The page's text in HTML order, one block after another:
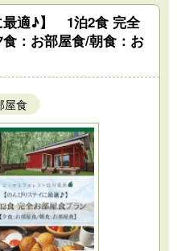
適♪】 1泊2食 完全
：お部屋食/朝食：お
屋食